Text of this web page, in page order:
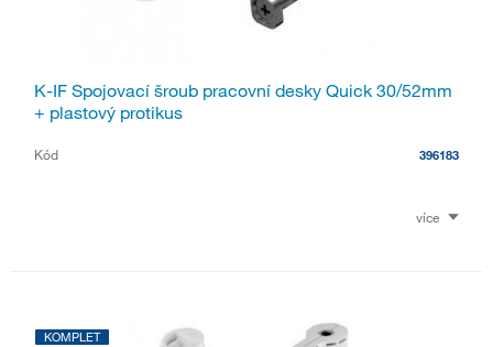
K-IF Spojovací šroub pracovní desky Quick 30/52mm
+ plastový protikus
Kód 396183
více
KOMPLET